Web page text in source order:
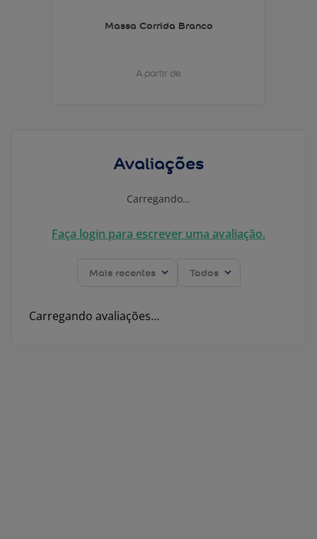
Massa Corrida Branco
A partir de
Avaliações
Carregando…
Faça login para escrever uma avaliação.
Mais recentes Todos
Carregando avaliações…